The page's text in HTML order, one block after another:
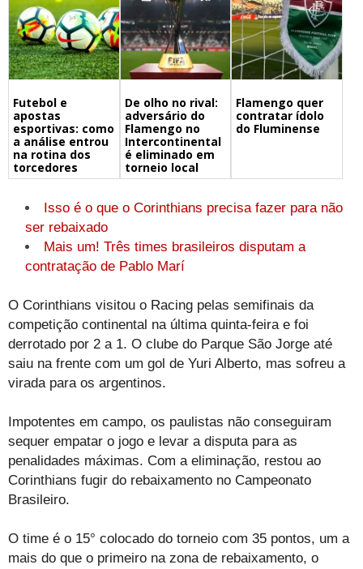
Futebol e
apostas
esportivas: como
a análise entrou
na rotina dos
torcedores
De olho no rival:
adversário do
Flamengo no
Intercontinental
é eliminado em
torneio local
Flamengo quer
contratar ídolo
do Fluminense
Isso é o que o Corinthians precisa fazer para não
ser rebaixado
Mais um! Três times brasileiros disputam a
contratação de Pablo Marí
O Corinthians visitou o Racing pelas semifinais da
competição continental na última quinta-feira e foi
derrotado por 2 a 1. O clube do Parque São Jorge até
saiu na frente com um gol de Yuri Alberto, mas sofreu a
virada para os argentinos.
Impotentes em campo, os paulistas não conseguiram
sequer empatar o jogo e levar a disputa para as
penalidades máximas. Com a eliminação, restou ao
Corinthians fugir do rebaixamento no Campeonato
Brasileiro.
O time é o 15° colocado do torneio com 35 pontos, um a
mais do que o primeiro na zona de rebaixamento, o